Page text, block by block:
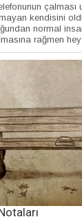
çalması
kendisini
normal
rağmen hey